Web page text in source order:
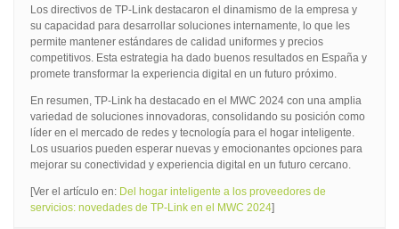
Los directivos de TP-Link destacaron el dinamismo de la empresa y
su capacidad para desarrollar soluciones internamente, lo que les
permite mantener estándares de calidad uniformes y precios
competitivos. Esta estrategia ha dado buenos resultados en España y
promete transformar la experiencia digital en un futuro próximo.
En resumen, TP-Link ha destacado en el MWC 2024 con una amplia
variedad de soluciones innovadoras, consolidando su posición como
líder en el mercado de redes y tecnología para el hogar inteligente.
Los usuarios pueden esperar nuevas y emocionantes opciones para
mejorar su conectividad y experiencia digital en un futuro cercano.
[Ver el artículo en: Del hogar inteligente a los proveedores de
servicios: novedades de TP-Link en el MWC 2024]